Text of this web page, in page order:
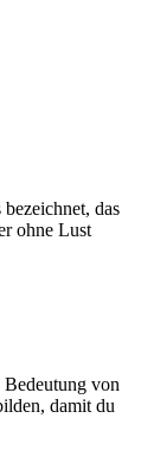
das
ohne Lust
von
damit du